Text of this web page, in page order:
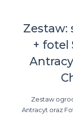
Zestaw:
+ fotel
Zestaw
Antracyt oraz